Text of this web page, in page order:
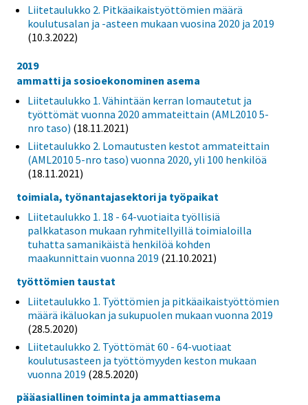
Liitetaulukko 2. Pitkäaikaistyöttömien määrä
koulutusalan ja -asteen mukaan vuosina 2020 ja 2019
(10.3.2022)
2019
ammatti ja sosioekonominen asema
Liitetaulukko 1. Vähintään kerran lomautetut ja
työttömät vuonna 2020 ammateittain (AML2010 5-
nro taso) (18.11.2021)
Liitetaulukko 2. Lomautusten kestot ammateittain
(AML2010 5-nro taso) vuonna 2020, yli 100 henkilöä
(18.11.2021)
toimiala, työnantajasektori ja työpaikat
Liitetaulukko 1. 18 - 64-vuotiaita työllisiä
palkkatason mukaan ryhmitellyillä toimialoilla
tuhatta samanikäistä henkilöä kohden
maakunnittain vuonna 2019 (21.10.2021)
työttömien taustat
Liitetaulukko 1. Työttömien ja pitkäaikaistyöttömien
määrä ikäluokan ja sukupuolen mukaan vuonna 2019
(28.5.2020)
Liitetaulukko 2. Työttömät 60 - 64-vuotiaat
koulutusasteen ja työttömyyden keston mukaan
vuonna 2019 (28.5.2020)
pääasiallinen toiminta ja ammattiasema